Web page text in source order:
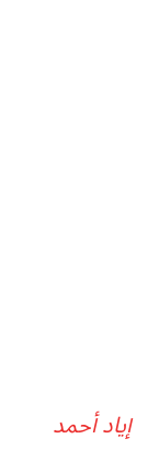
إياد أحمد